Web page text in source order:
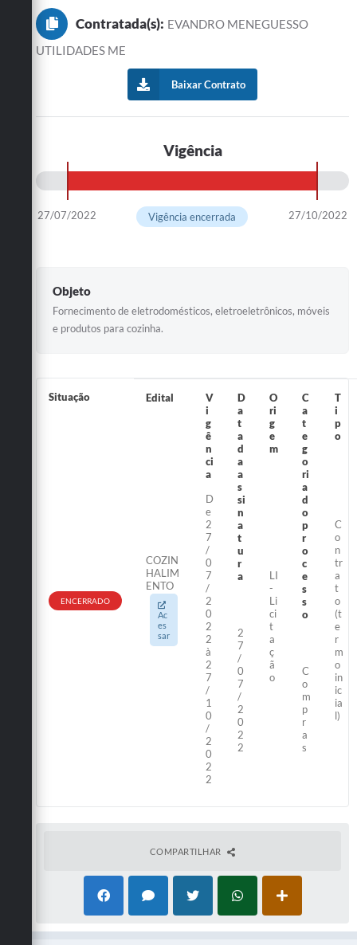
Legislação
Editais
Contratada(s): EVANDRO MENEGUESSO
UTILIDADES ME
Baixar Contrato
Vigência
27/07/2022 27/10/2022
Vigência encerrada
Objeto
Fornecimento de eletrodomésticos, eletroeletrônicos, móveis
e produtos para cozinha.
Situação
ENCERRADO
Edital
COZIN
HALIM
ENTO
Ac
es
sar
V
i
g
ê
n
ci
a
D
e
2
7
/
0
7
/
2
0
2
2
à
2
7
/
1
0
/
2
0
2
2
D
a
t
a
d
a
a
s
si
n
a
t
u
r
a
2
7
/
0
7
/
2
0
2
2
O
ri
g
e
m
LI
-
Li
ci
t
a
ç
ã
o
C
a
t
e
g
o
ri
a
d
o
p
r
o
c
e
s
s
o
C
o
m
p
r
a
s
T
i
p
o
C
o
n
tr
a
t
o
(t
e
r
m
o
in
ic
ia
l)
COMPARTILHAR